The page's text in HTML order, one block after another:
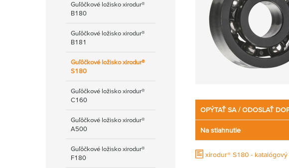
Guľôčkové ložisko xirodur®
B180
Guľôčkové ložisko xirodur®
B181
Guľôčkové ložisko xirodur®
S180
Guľôčkové ložisko xirodur®
C160
Guľôčkové ložisko xirodur®
A500
Guľôčkové ložisko xirodur®
F180
OPÝTAŤ SA / ODOSLAŤ
Na stiahnutie
xirodur® S180 - katalógový